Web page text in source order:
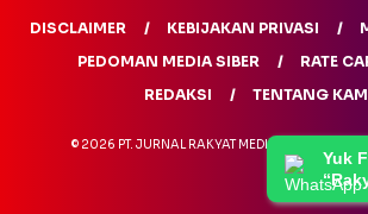
Yuk
DISCLAIMER KEBIJAKAN PRIVASI
PEDOMAN MEDIA SIBER
RATE
REDAKSI
TENTANG
© 2026 PT. JURNAL RAKYAT MEDIA GRUP - ALL